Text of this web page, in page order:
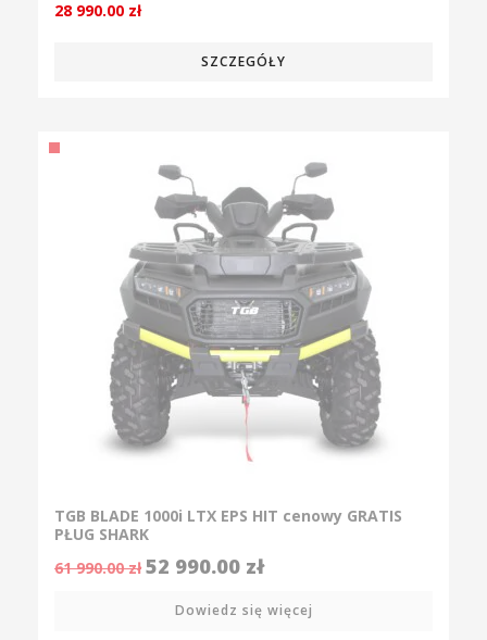
28 990.00 zł
SZCZEGÓŁY
TGB BLADE 1000i LTX EPS HIT cenowy GRATIS
PŁUG SHARK
61 990.00zł 52 990.00 zł
Dowiedz się więcej